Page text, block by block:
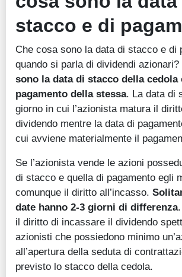
stacco e di
Che cosa sono la data di stacco e di
quando si parla di dividendi azionari?
sono la data di stacco della cedola
pagamento della stessa. La data di
giorno in cui l’azionista matura il
dividendo mentre la data di
cui avviene materialmente il
Se l’azionista vende le azioni
di stacco e quella di pagamento egli
comunque il diritto all’incasso.
date hanno 2-3 giorni di differenza
il diritto di incassare il dividendo
azionisti che possiedono minimo
all’apertura della seduta di
previsto lo stacco della cedola.